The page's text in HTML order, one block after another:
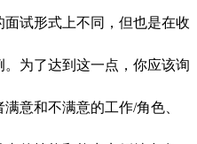
试形式上不同，但也是在收
为了达到这一点，你应该询
满意和不满意的工作/角色、